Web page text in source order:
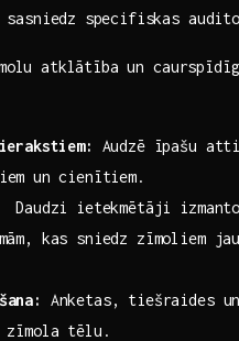
sasniedz ⁤specifiskas
atklātība un
Audzē​ īpašu
⁣un cienītiem.
Daudzi ietekmētāji
kas sniedz zīmoliem​
Anketas, ​tiešraides
tēlu.